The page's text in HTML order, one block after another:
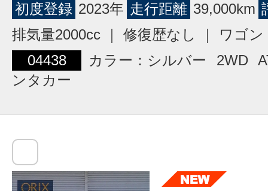
初度登録 2023年 走行距離 39,000km
排気量2000cc ｜ 修復歴なし ｜ ワゴ
04438
カラー：シルバー 2WD
ンタカー